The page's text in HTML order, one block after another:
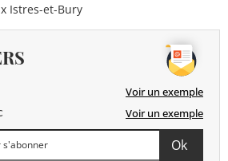
Istres-et-Bury
Voir un exemple
Voir un exemple